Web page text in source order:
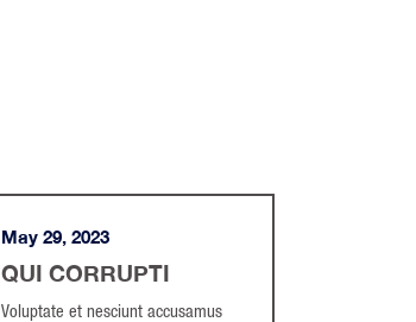
May 29, 2023
QUI CORRUPTI
Voluptate et nesciunt accusamus